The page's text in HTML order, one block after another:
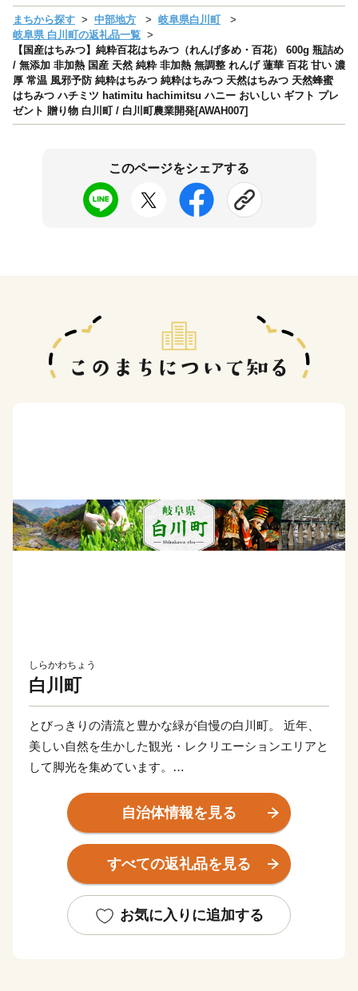
まちから探す 中部地方
岐阜県白川町
岐阜県 白川町の返礼品一覧
【国産はちみつ】純粋百花はちみつ（れんげ多め・百花） 600g 瓶詰め
/ 無添加 非加熱 国産 天然 純粋 非加熱 無調整 れんげ 蓮華 百花 甘い 濃
厚 常温 風邪予防 純粋はちみつ 純粋はちみつ 天然はちみつ 天然蜂蜜
はちみつ ハチミツ hatimitu hachimitsu ハニー おいしい ギフト プレ
ゼント 贈り物 白川町 / 白川町農業開発[AWAH007]
このページをシェアする
しらかわちょう
白川町
とびっきりの清流と豊かな緑が自慢の白川町。 近年、
美しい自然を生かした観光・レクリエーションエリアと
して脚光を集めています。
れる清流が生み出す独特の気候風土を生かした茶の栽培
が盛ん。
『東濃桧(ヒノキ)のまち』『白川茶のまち』としても有
名です。
自治体情報を見る
すべての返礼品を見る
お気に入りに追加する